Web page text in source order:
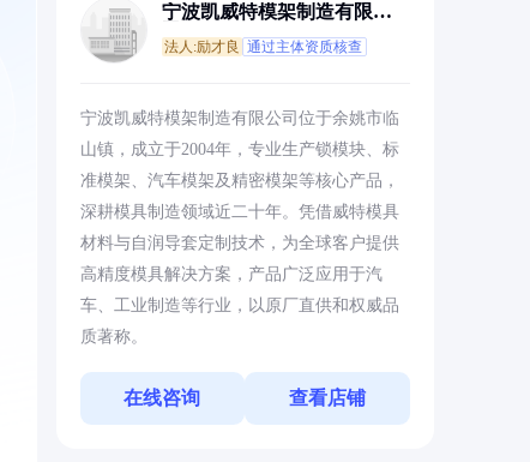
宁波凯威特模架制造有限公
法人:励才良 通过主体资质核查
宁波凯威特模架制造有限公司位于余姚市临
山镇，成立于2004年，专业生产锁模块、标
准模架、汽车模架及精密模架等核心产品，
深耕模具制造领域近二十年。凭借威特模具
材料与自润导套定制技术，为全球客户提供
高精度模具解决方案，产品广泛应用于汽
车、工业制造等行业，以原厂直供和权威品
质著称。
在线咨询 查看店铺